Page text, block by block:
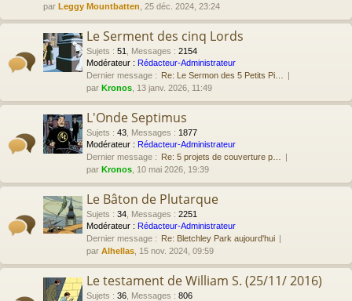
par Leggy Mountbatten , 25 déc. 2024, 23:24
Le Serment des cinq Lords
Sujets : 51 Messages : 2154
Modérateur : Rédacteur-Administrateur
Dernier message : Re: Le Sermon des 5 Petits Pi…
par Kronos , 13 janv. 2026, 11:49
L'Onde Septimus
Sujets : 43 Messages : 1877
Modérateur : Rédacteur-Administrateur
Dernier message : Re: 5 projets de couverture p…
par Kronos , 10 mai 2026, 19:39
Le Bâton de Plutarque
Sujets : 34 Messages : 2251
Modérateur : Rédacteur-Administrateur
Dernier message : Re: Bletchley Park aujourd'hui
par Alhellas , 15 nov. 2024, 09:59
Le testament de William S. (25/11/ 2016)
Sujets : 36 Messages : 806